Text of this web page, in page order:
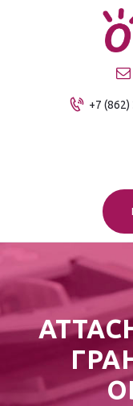
+7
О
Услуги
Прайс-
Для